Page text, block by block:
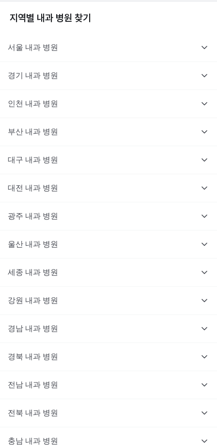
지역별 내과 병원 찾기
서울 내과 병원
경기 내과 병원
인천 내과 병원
부산 내과 병원
대구 내과 병원
대전 내과 병원
광주 내과 병원
울산 내과 병원
세종 내과 병원
강원 내과 병원
경남 내과 병원
경북 내과 병원
전남 내과 병원
전북 내과 병원
충남 내과 병원
대기없이 진료를 받고 싶으신가요?